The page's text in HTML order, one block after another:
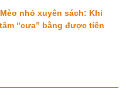
nhỏ xuyên sách: Khi
“cưa” bằng được tiên